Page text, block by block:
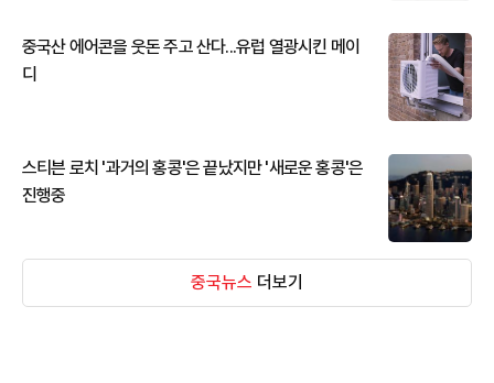
중국산 에어콘을 웃돈 주고 산다...유럽 열광시킨 메이
디
스티븐 로치 '과거의 홍콩'은 끝났지만 '새로운 홍콩'은
진행중
중국뉴스 더보기